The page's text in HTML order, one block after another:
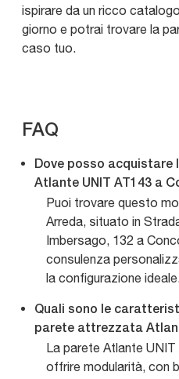
ispirare da un ricco
giorno e potrai trovare la
caso tuo.
FAQ
Dove posso
Atlante UNIT AT143 a
Puoi trovare questo
Arreda, situato in
Imbersago, 132 a
consulenza
la configurazione ideale.
Quali sono le
parete attrezzata
La parete Atlante
offrire modularità, con